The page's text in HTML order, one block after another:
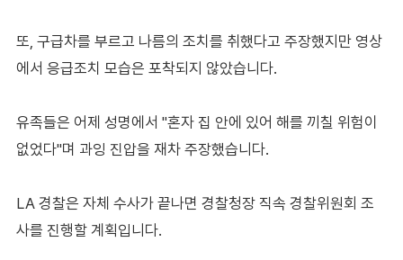
또, 구급차를 부르고 나름의 조치를 취했다고 주장했지만 영상
에서 응급조치 모습은 포착되지 않았습니다.
유족들은 어제 성명에서 "혼자 집 안에 있어 해를 끼칠 위험이
없었다"며 과잉 진압을 재차 주장했습니다.
LA 경찰은 자체 수사가 끝나면 경찰청장 직속 경찰위원회 조
사를 진행할 계획입니다.